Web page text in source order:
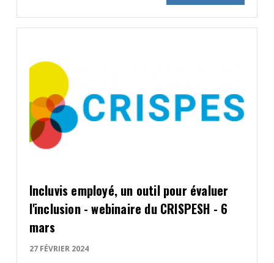
Incluvis employé, un outil pour évaluer
l'inclusion - webinaire du CRISPESH - 6
mars
27 FÉVRIER 2024